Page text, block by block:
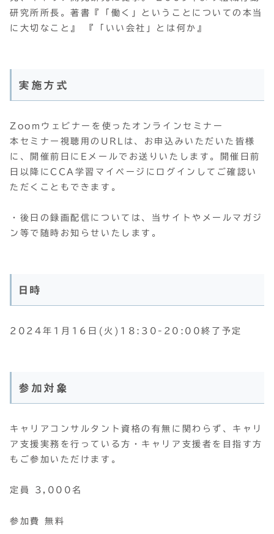
研究所所長。著書『「働く」ということについての本当
に大切なこと』 『「いい会社」とは何か』
実施方式
Zoomウェビナーを使ったオンラインセミナー
本セミナー視聴用のURLは、お申込みいただいた皆様
に、開催前日にEメールでお送りいたします。開催日前
日以降にCCA学習マイページにログインしてご確認い
ただくこともできます。
・後日の録画配信については、当サイトやメールマガジ
ン等で随時お知らせいたします。
日時
2024年1月16日(火)18:30-20:00終了予定
参加対象
キャリアコンサルタント資格の有無に関わらず、キャリ
ア支援実務を行っている方・キャリア支援者を目指す方
もご参加いただけます。
定員 3,000名
参加費 無料